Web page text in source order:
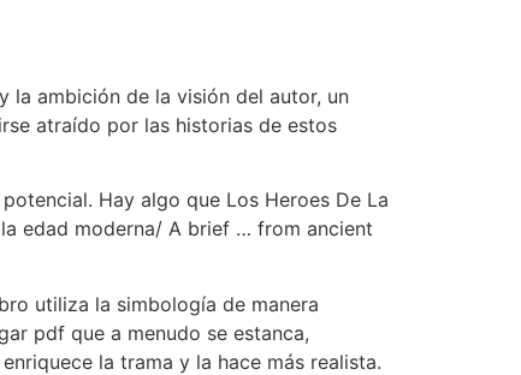
la ambición de la visión del autor, un
atraído por las historias de estos
Hay algo que Los Heroes De La
edad moderna/ A brief … from ancient
utiliza la simbología de manera
pdf que a menudo se estanca,
la trama y la hace más realista.